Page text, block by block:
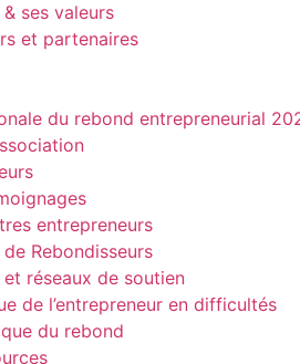
& ses valeurs
et partenaires
du rebond entrepreneurial
entrepreneurs
de Rebondisseurs
réseaux de soutien
de l’entrepreneur en difficultés
du rebond